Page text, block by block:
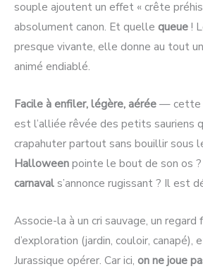
souple ajoutent un effet « crête
absolument canon. Et quelle queue!
presque vivante, elle donne au tout
animé endiablé.
Facile à enfiler, légère, aérée— cette
est l’alliée rêvée des petits sauriens
crapahuter partout sans bouillir sous
Halloweenpointe le bout de son os
carnavals’annonce rugissant ? Il est
Associe-la à un cri sauvage, un
d’exploration (jardin, couloir, canapé),
Jurassique opérer. Car ici, on ne joue